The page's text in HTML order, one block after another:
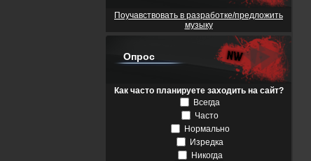
Поучавствовать в разработке/предложить
музыку
Опрос
Как часто планируете заходить на сайт?
Всегда
Часто
Нормально
Изредка
Никогда